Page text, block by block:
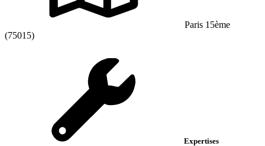
Paris 15ème
(75015)
Expertises